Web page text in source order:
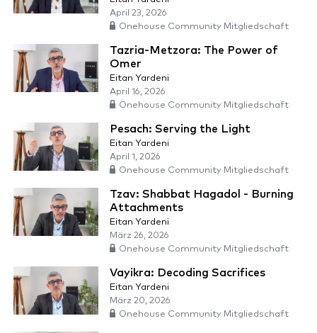
April 23, 2026
Onehouse Community Mitgliedschaft
Tazria-Metzora: The Power of
Omer
Eitan Yardeni
April 16, 2026
Onehouse Community Mitgliedschaft
Pesach: Serving the Light
Eitan Yardeni
April 1, 2026
Onehouse Community Mitgliedschaft
Tzav: Shabbat Hagadol - Burning
Attachments
Eitan Yardeni
März 26, 2026
Onehouse Community Mitgliedschaft
Vayikra: Decoding Sacrifices
Eitan Yardeni
März 20, 2026
Onehouse Community Mitgliedschaft